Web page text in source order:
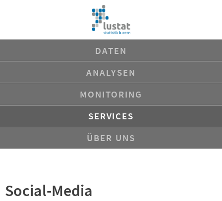
DATEN
ANALYSEN
MONITORING
SERVICES
ÜBER UNS
Social-Media